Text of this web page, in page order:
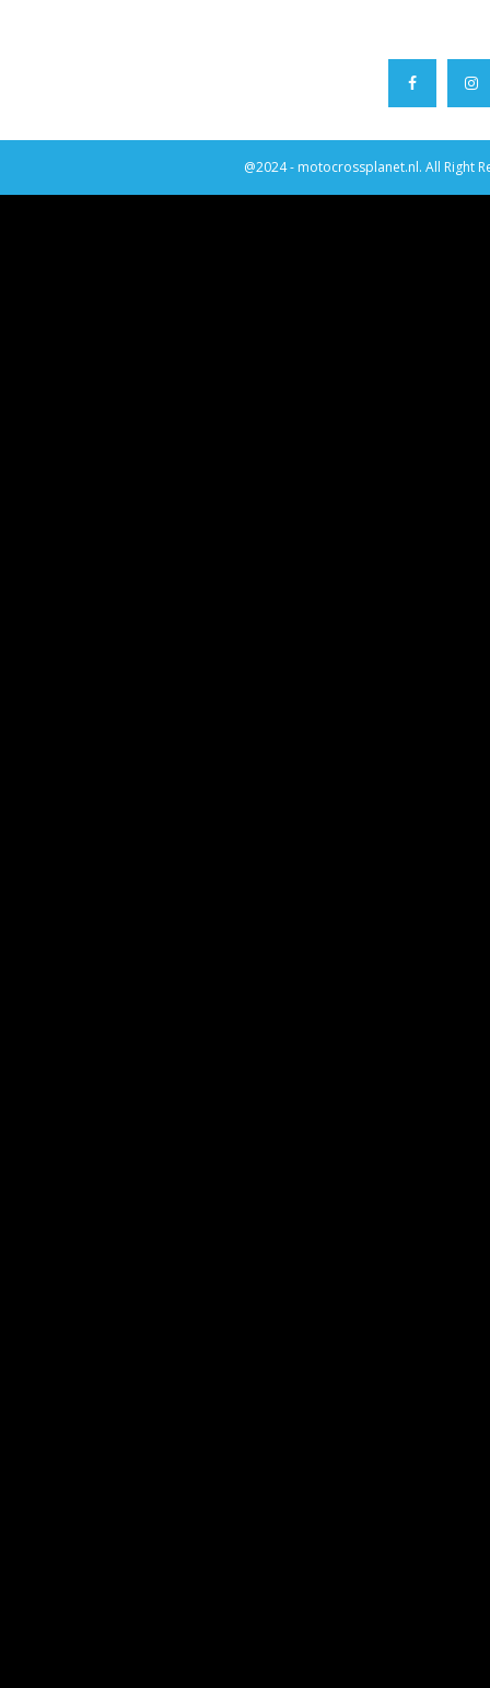
@2024 - motocrossplanet.nl. All Right